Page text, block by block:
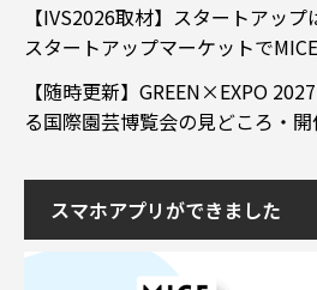
【IVS2026取材】スタートアップ
スタートアップマーケットで
【随時更新】GREEN×EXPO
る国際園芸博覧会の見どころ・
スマホアプリができました